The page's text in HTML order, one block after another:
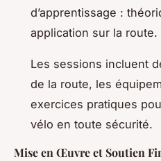
d’apprentissage :
application sur la route.
Les sessions incluent
de la route, les
exercices pratiques
vélo en toute sécurité.
Mise en Œuvre et Soutien